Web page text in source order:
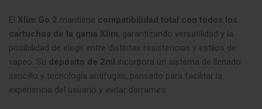
El Xlim Go 2 mantiene compatibilidad total con todos los
cartuchos de la gama Xlim, garantizando versatilidad y la
posibilidad de elegir entre distintas resistencias y estilos de
vapeo. Su depósito de 2ml incorpora un sistema de llenado
sencillo y tecnología antifugas, pensado para facilitar la
experiencia del usuario y evitar derrames.